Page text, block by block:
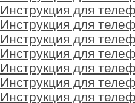
Инструкция для
Инструкция для
Инструкция для
Инструкция для
Инструкция для
Инструкция для
Инструкция для